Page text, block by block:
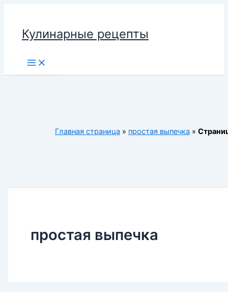
содержимому
Кулинарные рецепты
Main
Menu
Главная страница » простая выпечка »
простая выпечка